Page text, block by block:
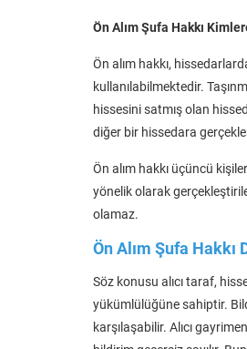
Ön Alım Şufa Hakkı
Ön alım hakkı,
kullanılabilmektedir.
hissesini satmış olan
diğer bir hissedara
Ön alım hakkı üçüncü
yönelik olarak
olamaz.
Ön Alım Şufa Hakkı
Söz konusu alıcı taraf,
yükümlülüğüne sahiptir.
karşılaşabilir. Alıcı